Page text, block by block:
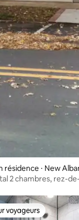
⋅ New
2 chambres, rez-
les plus
voyageurs